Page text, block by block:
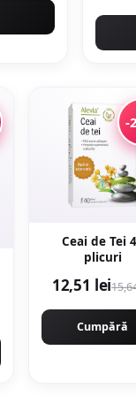
-
Ceai de Tei
plicuri
12,51 lei
Cumpără